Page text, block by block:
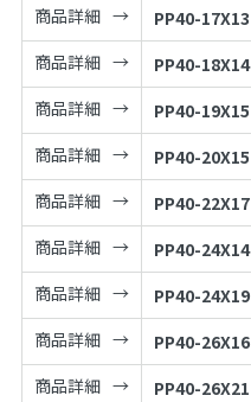
商品詳細
PP40-17X13
商品詳細
PP40-18X14
商品詳細
PP40-19X15
商品詳細
PP40-20X15
商品詳細
PP40-22X17
商品詳細
PP40-24X14
商品詳細
PP40-24X19
商品詳細
PP40-26X16
商品詳細
PP40-26X21